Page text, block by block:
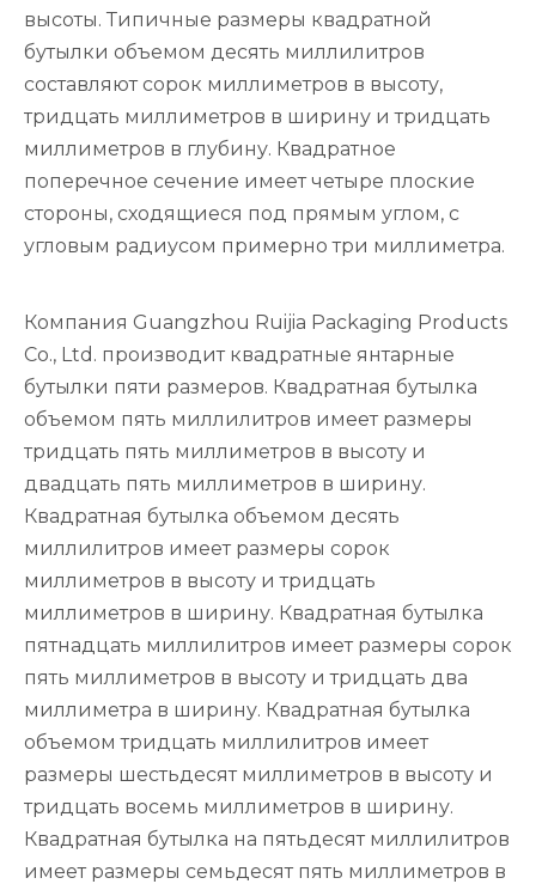
высоты. Типичные размеры квадратной
бутылки объемом десять миллилитров
составляют сорок миллиметров в высоту,
тридцать миллиметров в ширину и тридцать
миллиметров в глубину. Квадратное
поперечное сечение имеет четыре плоские
стороны, сходящиеся под прямым углом, с
угловым радиусом примерно три миллиметра.
Компания Guangzhou Ruijia Packaging Products
Co., Ltd. производит квадратные янтарные
бутылки пяти размеров. Квадратная бутылка
объемом пять миллилитров имеет размеры
тридцать пять миллиметров в высоту и
двадцать пять миллиметров в ширину.
Квадратная бутылка объемом десять
миллилитров имеет размеры сорок
миллиметров в высоту и тридцать
миллиметров в ширину. Квадратная бутылка
пятнадцать миллилитров имеет размеры сорок
пять миллиметров в высоту и тридцать два
миллиметра в ширину. Квадратная бутылка
объемом тридцать миллилитров имеет
размеры шестьдесят миллиметров в высоту и
тридцать восемь миллиметров в ширину.
Квадратная бутылка на пятьдесят миллилитров
имеет размеры семьдесят пять миллиметров в